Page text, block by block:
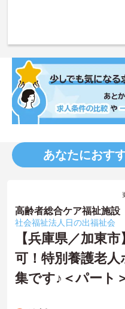
あなたにおす
高齢者総合ケア福祉施設
社会福祉法人日の出福祉会
【兵庫県／加東
可！特別養護老
集です♪＜パート